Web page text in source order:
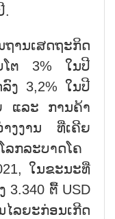
.
ານເສດຖະກິດ
ໂຕ 3% ໃນປີ
ງ 3,2% ໃນປີ
ແລະ ການຄ້າ
ງງານ ທີ່ເຄີຍ
ລກລະບາດໂຄ
ໃນຂະນະທີ່
3.340 ຕື້ USD
ລຍະກ່ອນເກີດ